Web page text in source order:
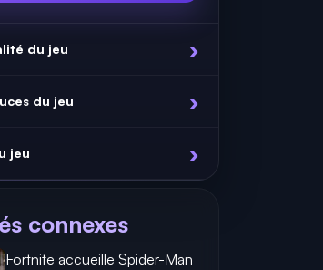
du jeu
du jeu
jeu
connexes
Fortnite accueille Spider-Man